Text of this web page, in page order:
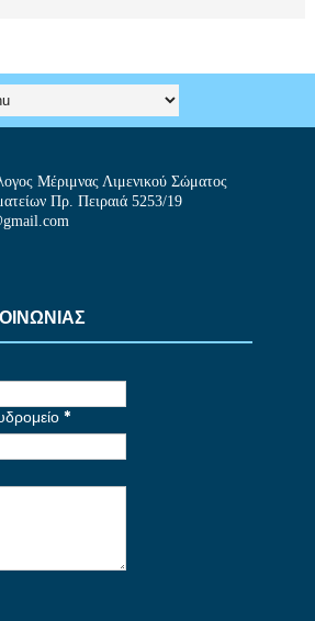
Μέριμνας Λιμενικού Σώματος
Πρ. Πειραιά 5253/19
*